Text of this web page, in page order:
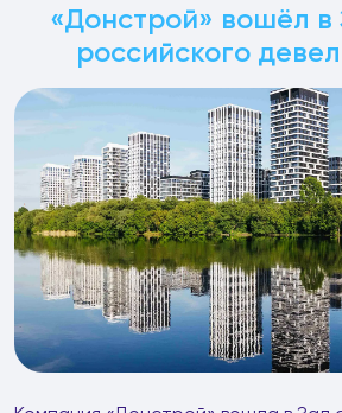
«Донстрой» вошёл в
российского